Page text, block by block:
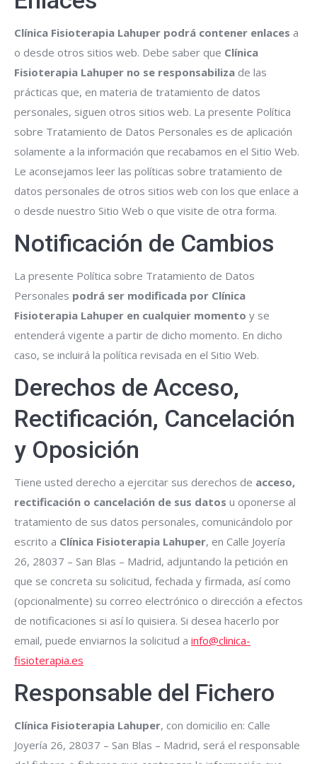
Clínica Fisioterapia Lahuper podrá contener enlaces a
o desde otros sitios web. Debe saber que Clínica
Fisioterapia Lahuper no se responsabiliza de las
prácticas que, en materia de tratamiento de datos
personales, siguen otros sitios web. La presente Política
sobre Tratamiento de Datos Personales es de aplicación
solamente a la información que recabamos en el Sitio Web.
Le aconsejamos leer las políticas sobre tratamiento de
datos personales de otros sitios web con los que enlace a
o desde nuestro Sitio Web o que visite de otra forma.
Notificación de Cambios
La presente Política sobre Tratamiento de Datos
Personales podrá ser modificada por Clínica
Fisioterapia Lahuper en cualquier momento y se
entenderá vigente a partir de dicho momento. En dicho
caso, se incluirá la política revisada en el Sitio Web.
Derechos de Acceso,
Rectificación, Cancelación
y Oposición
Tiene usted derecho a ejercitar sus derechos de acceso,
rectificación o cancelación de sus datos u oponerse al
tratamiento de sus datos personales, comunicándolo por
escrito a Clínica Fisioterapia Lahuper, en Calle Joyería
26, 28037 – San Blas – Madrid, adjuntando la petición en
que se concreta su solicitud, fechada y firmada, así como
(opcionalmente) su correo electrónico o dirección a efectos
de notificaciones si así lo quisiera. Si desea hacerlo por
email, puede enviarnos la solicitud a info@clinica-
fisioterapia.es
Responsable del Fichero
Clínica Fisioterapia Lahuper, con domicilio en: Calle
Joyería 26, 28037 – San Blas – Madrid, será el responsable